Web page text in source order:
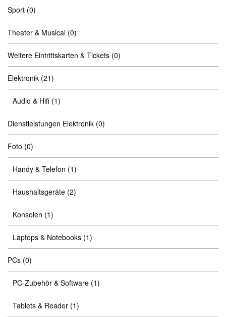
Sport (0)
Theater & Musical (0)
Weitere Eintrittskarten & Tickets (0)
Elektronik (21)
Audio & Hifi (1)
Dienstleistungen Elektronik (0)
Foto (0)
Handy & Telefon (1)
Haushaltsgeräte (2)
Konsolen (1)
Laptops & Notebooks (1)
PCs (0)
PC-Zubehör & Software (1)
Tablets & Reader (1)